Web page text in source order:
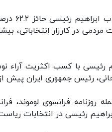
روزنامه
در کارزار انتخاباتی،
رئیسی با کسب اکثریت
رئیس جمهوری ایران پیش از
روزنامه فرانسوی لوموند،
در انتخابات ریاست جمهوری ۱۴۰۰